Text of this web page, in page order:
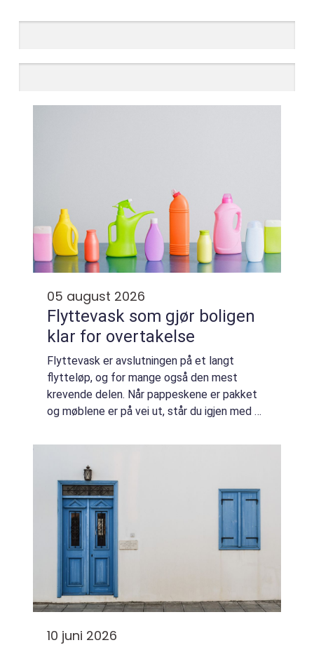
05 august 2026
Flyttevask som gjør boligen
klar for overtakelse
Flyttevask er avslutningen på et langt
flytteløp, og for mange også den mest
krevende delen. Når pappeskene er pakket
og møblene er på vei ut, står du igjen med en
10 juni 2026